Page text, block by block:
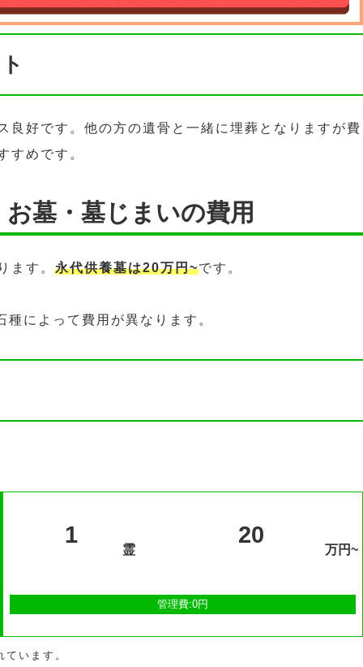
良好です。他の方の遺骨と一緒に埋葬となりますが費
すめです。
墓・墓じまいの費用
ます。 永代供養墓は20万円~です。
種によって費用が異なります。
1
霊
20
万円~
管理費:0円
います。